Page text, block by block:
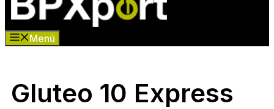
Menú
Gluteo 10 Express